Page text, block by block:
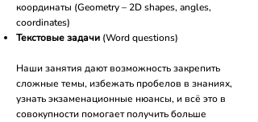
координаты (Geometry – 2D shapes, angles,
coordinates)
Текстовые задачи (Word questions)
Наши занятия дают возможность закрепить
сложные темы, избежать пробелов в знаниях,
узнать экзаменационные нюансы, и всё это в
совокупности помогает получить больше